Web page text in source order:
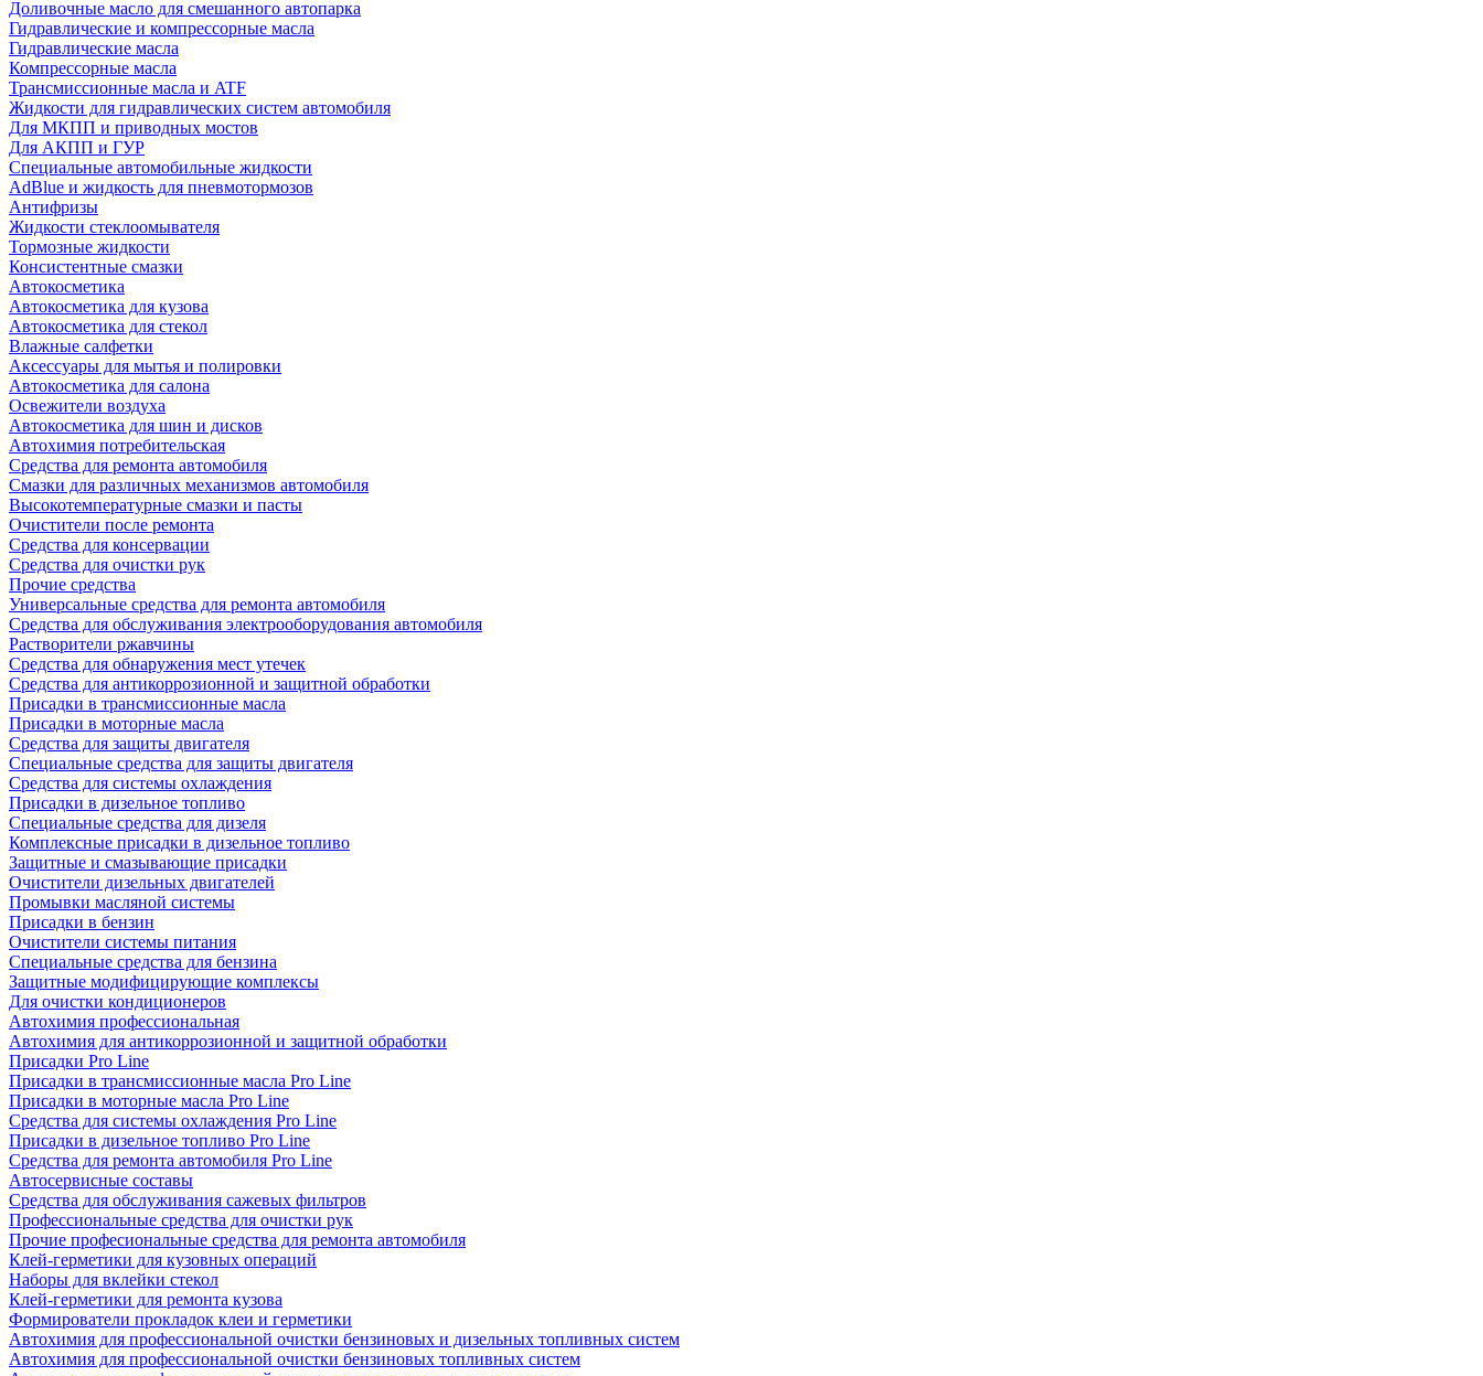
Доливочные масло для смешанного автопарка
Гидравлические и компрессорные масла
Гидравлические масла
Компрессорные масла
Трансмиссионные масла и ATF
Жидкости для гидравлических систем автомобиля
Для МКПП и приводных мостов
Для АКПП и ГУР
Специальные автомобильные жидкости
AdBlue и жидкость для пневмотормозов
Антифризы
Жидкости стеклоомывателя
Тормозные жидкости
Консистентные смазки
Автокосметика
Автокосметика для кузова
Автокосметика для стекол
Влажные салфетки
Аксессуары для мытья и полировки
Автокосметика для салона
Освежители воздуха
Автокосметика для шин и дисков
Автохимия потребительская
Средства для ремонта автомобиля
Смазки для различных механизмов автомобиля
Высокотемпературные смазки и пасты
Очистители после ремонта
Средства для консервации
Средства для очистки рук
Прочие средства
Универсальные средства для ремонта автомобиля
Средства для обслуживания электрооборудования автомобиля
Растворители ржавчины
Средства для обнаружения мест утечек
Средства для антикоррозионной и защитной обработки
Присадки в трансмиссионные масла
Присадки в моторные масла
Средства для защиты двигателя
Специальныe средства для защиты двигателя
Средства для системы охлаждения
Присадки в дизельное топливо
Спeциальные средства для дизеля
Комплексные присадки в дизельное топливо
Защитные и смазывающие присадки
Очистители дизельных двигателей
Промывки масляной системы
Присадки в бензин
Очистители системы питания
Специальные срeдства для бензина
Защитные модифицирующие комплексы
Для очистки кондиционеров
Автохимия профессиональная
Автохимия для антикоррозионной и защитной обработки
Присадки Pro Line
Присадки в трансмиссионные масла Pro Line
Присадки в моторные масла Pro Line
Средства для системы охлаждения Pro Line
Присадки в дизельное топливо Pro Line
Средства для ремонта автомобиля Pro Line
Автосервисные составы
Средства для обслуживания сажевых фильтров
Профессиональные средства для очистки рук
Прочие професиональные средства для ремонта автомобиля
Клей-герметики для кузовных операций
Наборы для вклейки стекол
Клей-герметики для ремонта кузова
Формирователи прокладок клеи и герметики
Автохимия для профессиональной очистки бензиновых и дизельных топливных систем
Автохимия для профессиональной очистки бензиновых топливных систем